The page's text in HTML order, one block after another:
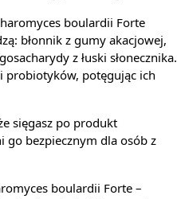
boulardii Forte
błonnik z gumy akacjowej,
z łuski słonecznika.
probiotyków, potęgując ich
sięgasz po produkt
go bezpiecznym dla osób z
boulardii Forte –